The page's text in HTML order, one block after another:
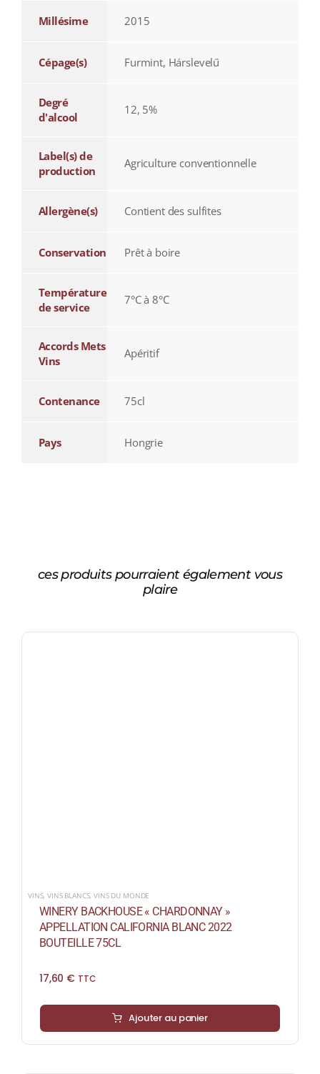
Millésime 2015
Cépage(s) Furmint, Hárslevelű
Degré
d'alcool
12, 5%
Label(s) de
production
Agriculture conventionnelle
Allergène(s) Contient des sulfites
Conservation Prêt à boire
Température
de service
7°C à 8°C
Accords Mets
Vins
Apéritif
Contenance 75cl
Pays Hongrie
ces produits pourraient également vous
plaire
VINS,VINS BLANCS,VINS DU MONDE
WINERY BACKHOUSE « CHARDONNAY »
APPELLATION CALIFORNIA BLANC 2022
BOUTEILLE 75CL
17,60 € TTC
Ajouter au panier